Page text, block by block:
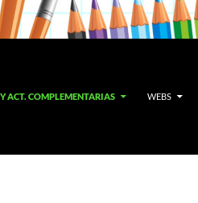
ACT. COMPLEMENTARIAS WEBS